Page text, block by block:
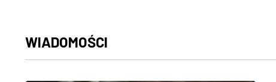
WIADOMOŚCI